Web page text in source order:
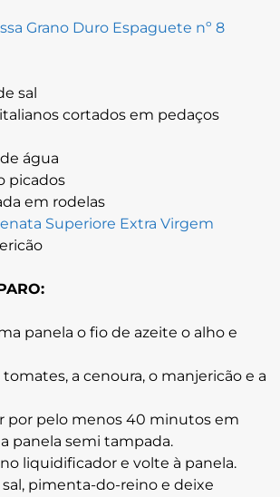
Grano Duro Espaguete nº 8
sal
cortados em pedaços
água
picados
em rodelas
Superiore Extra Virgem
panela o fio de azeite o alho e
a cenoura, o manjericão e a
por pelo menos 40 minutos em
panela semi tampada.
liquidificador e volte à panela.
pimenta-do-reino e deixe